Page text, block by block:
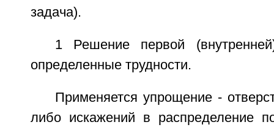
задача).
1 Решение первой
определенные трудности.
Применяется упрощение -
либо искажений в распределение